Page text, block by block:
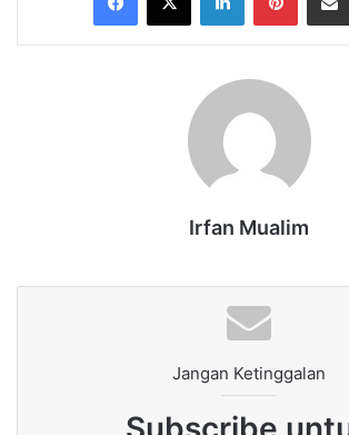
Irfan Mualim
Jangan Ketinggalan